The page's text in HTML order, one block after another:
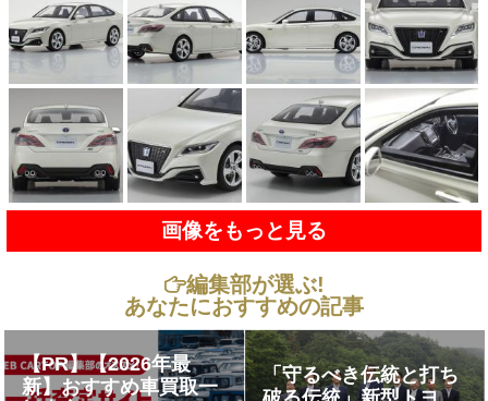
画像をもっと見る
編集部が選ぶ!
あなたにおすすめの記事
【PR】【2026年最
新】おすすめ車買取一
「守るべき伝統と打ち